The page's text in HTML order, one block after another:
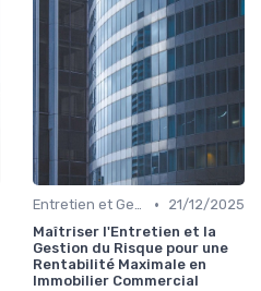
Entretien et Gestion du Risque Immobilier •
21/12/2025
Maîtriser l'Entretien et la
Gestion du Risque pour une
Rentabilité Maximale en
Immobilier Commercial